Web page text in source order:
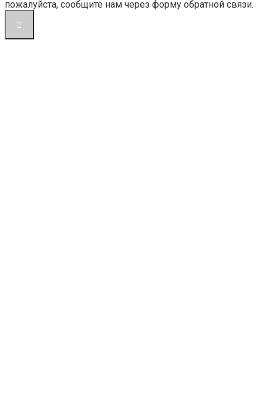
пожалуйста, сообщите нам через форму обратной связи.